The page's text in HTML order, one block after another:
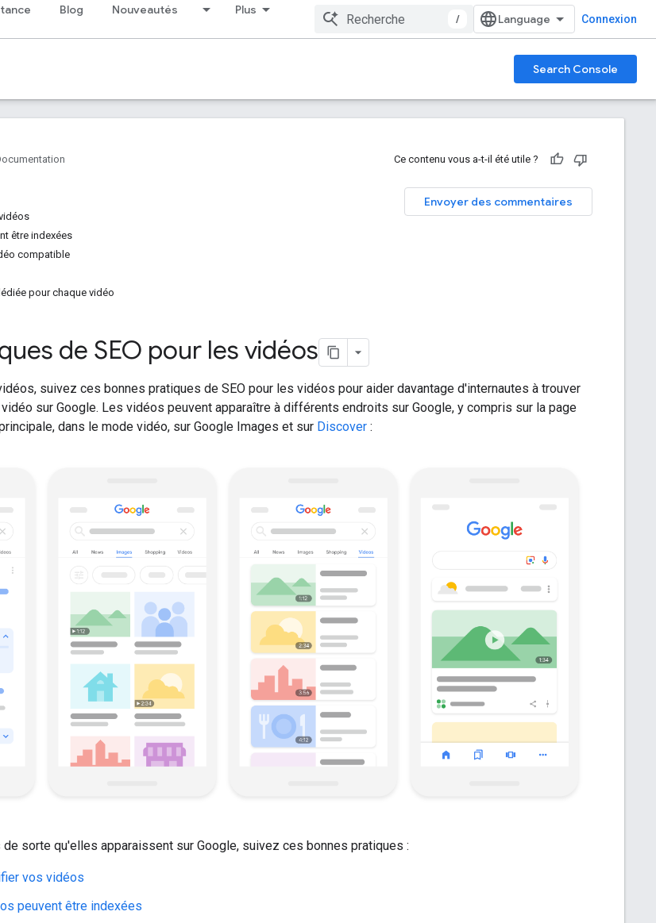
Blog Nouveautés Plus
/ Connexion
Search Console
Ce contenu vous a-t-il été utile ?
Envoyer des commentaires
être indexées
compatible
pour chaque vidéo
de SEO pour les vidéos
suivez ces bonnes pratiques de SEO pour les vidéos pour aider davantage d'internautes à trouver
sur Google. Les vidéos peuvent apparaître à différents endroits sur Google, y compris sur la page
dans le mode vidéo, sur Google Images et sur Discover :
de sorte qu'elles apparaissent sur Google, suivez ces bonnes pratiques :
vos vidéos
peuvent être indexées